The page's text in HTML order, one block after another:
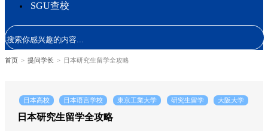
SGU查校
首页 > 提问学长 > 日本研究生留学全攻略
日本高校 日本语言学校 東京工業大学 研究生留学 大阪大学
日本研究生留学全攻略